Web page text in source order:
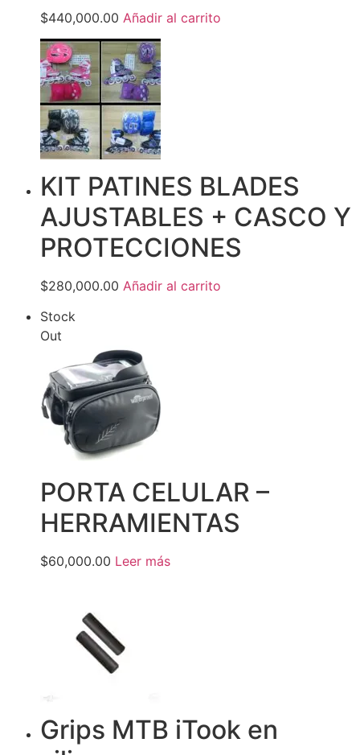
$440,000.00 Añadir al carrito
KIT PATINES BLADES
AJUSTABLES + CASCO Y
PROTECCIONES
$280,000.00 Añadir al carrito
Stock
Out
PORTA CELULAR –
HERRAMIENTAS
$60,000.00 Leer más
Grips MTB iTook en